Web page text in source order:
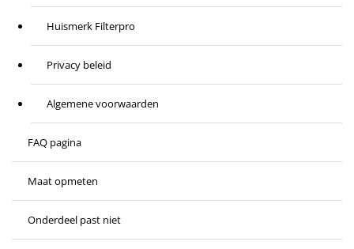
Huismerk Filterpro
Privacy beleid
Algemene voorwaarden
FAQ pagina
Maat opmeten
Onderdeel past niet